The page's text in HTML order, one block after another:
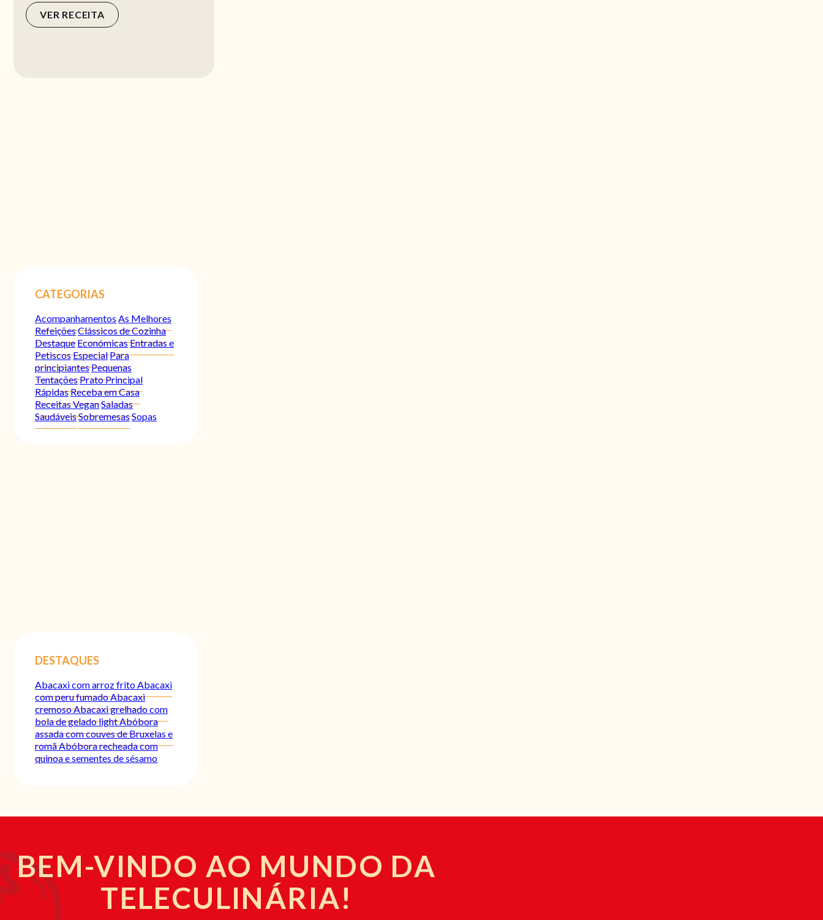
VER RECEITA
CATEGORIAS
Acompanhamentos As Melhores
RefeiçõesClássicos de Cozinha
Destaque EconómicasEntradas e
PetiscosEspecialPara
principiantesPequenas
TentaçõesPrato Principal
RápidasReceba em Casa
Receitas VeganSaladas
SaudáveisSobremesasSopas
DESTAQUES
Abacaxi com arroz frito Abacaxi
com peru fumadoAbacaxi
cremosoAbacaxi grelhado com
bola de gelado lightAbóbora
assada com couves de Bruxelas e
romãAbóbora recheada com
quinoa e sementes de sésamo
BEM-VINDO AO MUNDO DA
TELECULINÁRIA!